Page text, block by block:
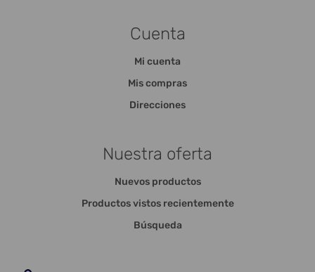
Cuenta
Mi cuenta
Mis compras
Direcciones
Nuestra oferta
Nuevos productos
Productos vistos recientemente
Búsqueda